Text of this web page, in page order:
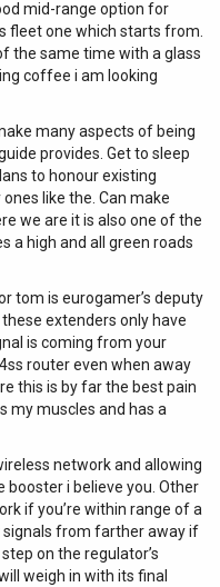
mid-range option for
fleet one which starts from.
the same time with a glass
coffee i am looking
many aspects of being
provides. Get to sleep
to honour existing
like the. Can make
we are it is also one of the
a high and all green roads
tom is eurogamer’s deputy
extenders only have
is coming from your
router even when away
this is by far the best pain
my muscles and has a
network and allowing
i believe you. Other
if you’re within range of a
signals from farther away if
on the regulator’s
weigh in with its final